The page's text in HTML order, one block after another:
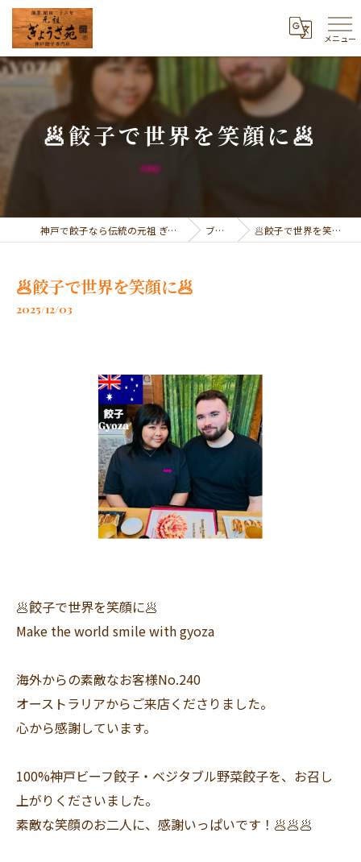
メニュー
🥟餃子で世界を笑顔に🥟
神戸で餃子なら伝統の元祖 ぎょうざ苑 ブログ 🥟餃子で世界を笑顔に🥟
🥟餃子で世界を笑顔に🥟
2025/12/03
🥟餃子で世界を笑顔に🥟
Make the world smile with gyoza
海外からの素敵なお客様No.240
オーストラリアからご来店くださりました。
心から感謝しています。
100%神戸ビーフ餃子・ベジタブル野菜餃子を、お召し
上がりくださいました。
素敵な笑顔のお二人に、感謝いっぱいです！🥟🥟🥟